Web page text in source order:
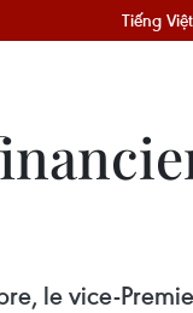
Tiếng Việt
le vice-